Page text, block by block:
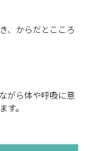
、からだとこころ
がら体や呼吸に意
す。